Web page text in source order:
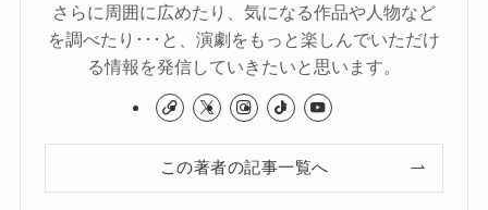
さらに周囲に広めたり、気になる作品や人物など
を調べたり･･･と、演劇をもっと楽しんでいただけ
る情報を発信していきたいと思います。
この著者の記事一覧へ